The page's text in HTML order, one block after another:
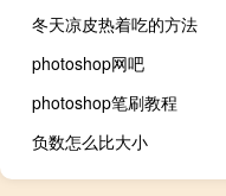
冬天凉皮热着吃的方法
photoshop网吧
photoshop笔刷教程
负数怎么比大小